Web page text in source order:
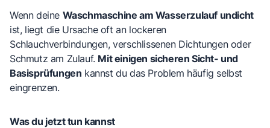
Wenn deine Waschmaschine am Wasserzulauf undicht
ist, liegt die Ursache oft an lockeren
Schlauchverbindungen, verschlissenen Dichtungen oder
Schmutz am Zulauf. Mit einigen sicheren Sicht- und
Basisprüfungen kannst du das Problem häufig selbst
eingrenzen.
Was du jetzt tun kannst